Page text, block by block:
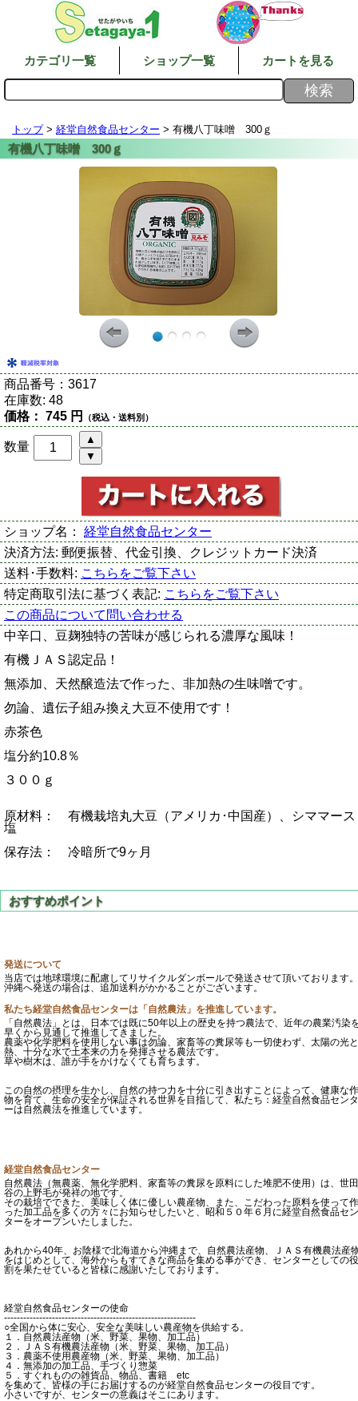
カテゴリ一覧 ショップ一覧 カートを見る
トップ> 経堂自然食品センター > 有機八丁味噌 300ｇ
商品番号： 3617
在庫数: 48
価格： 745 円 （税込・送料別）
数量
ショップ名： 経堂自然食品センター
決済方法: 郵便振替、代金引換、クレジットカード決済
送料･手数料: こちらをご覧下さい
特定商取引法に基づく表記: こちらをご覧下さい
この商品について問い合わせる
中辛口、豆麹独特の苦味が感じられる濃厚な風味！
有機ＪＡＳ認定品！
無添加、天然醸造法で作った、非加熱の生味噌です。
勿論、遺伝子組み換え大豆不使用です！
赤茶色
塩分約10.8％
３００ｇ
原材料： 有機栽培丸大豆（アメリカ･中国産）、シママース
塩
保存法： 冷暗所で9ヶ月
発送について
当店では地球環境に配慮してリサイクルダンボールで発送させて頂いております。
沖縄へ発送の場合は、追加送料がかかることがございます。
私たち経堂自然食品センターは「自然農法」を推進しています。
「自然農法」とは、日本では既に50年以上の歴史を持つ農法で、近年の農業汚染
早くから見通して推進してきました。
農薬や化学肥料を使用しない事は勿論、家畜等の糞尿等も一切使わず、太陽の光と
熱、十分な水で土本来の力を発揮させる農法です。
草や樹木は、誰が手をかけなくても育ちます。
この自然の摂理を生かし、自然の持つ力を十分に引き出すことによって、健康な作
物を育て、生命の安全が保証される世界を目指して、私たち：経堂自然食品センタ
ーは自然農法を推進しています。
経堂自然食品センター
自然農法（無農薬、無化学肥料、家畜等の糞尿を原料にした堆肥不使用）は、世田
谷の上野毛が発祥の地です。
その栽培でできた、美味しく体に優しい農産物、また、こだわった原料を使って作
った加工品を多くの方々にお知らせしたいと、昭和５０年６月に経堂自然食品セン
ターをオープンいたしました。
あれから40年、お陰様で北海道から沖縄まで、自然農法産物、ＪＡＳ有機農法産
をはじめとして、海外からもすてきな商品を集める事ができ、センターとしての役
割を果たせていると皆様に感謝いたしております。
経堂自然食品センターの使命
------------------------------------------------------------
○全国から体に安心、安全な美味しい農産物を供給する。
１．自然農法産物（米、野菜、果物、加工品）
２．ＪＡＳ有機農法産物（米、野菜、果物、加工品）
３．農薬不使用農産物（米、野菜、果物、加工品）
４．無添加の加工品、手づくり惣菜
５．すぐれものの雑貨品、物品、書籍 etc
を集めて、皆様の手にお届けするのが経堂自然食品センターの役目です。
小さいですが、センターの意義はそこにあります。